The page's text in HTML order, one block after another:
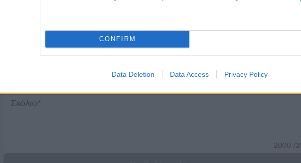
CONFIRM
Data Deletion Data Access Privacy Policy
Σχολίασε εδώ
2000 /